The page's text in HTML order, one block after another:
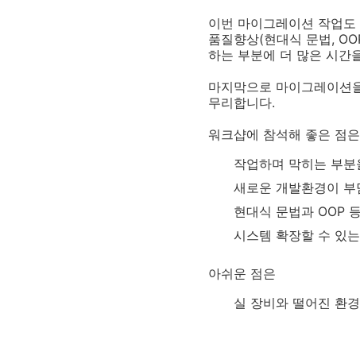
이번 마이그레이션 작업
품질향상(현대식 문법,
하는 부분에 더 많은 시간
마지막으로 마이그레이션
무리합니다.
워크샵에 참석해 좋은 점은
작업하며 막히는 부
새로운 개발환경이
현대식 문법과 OOP
시스템 확장할 수 있
아쉬운 점은
실 장비와 떨어진 환